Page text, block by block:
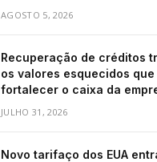
AGOSTO 5, 2026
Recuperação de créditos
os valores esquecidos que
fortalecer o caixa da
JULHO 31, 2026
Novo tarifaço dos EUA